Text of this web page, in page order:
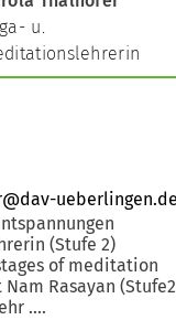
u.
(Stufe 2)
of meditation
Rasayan
....